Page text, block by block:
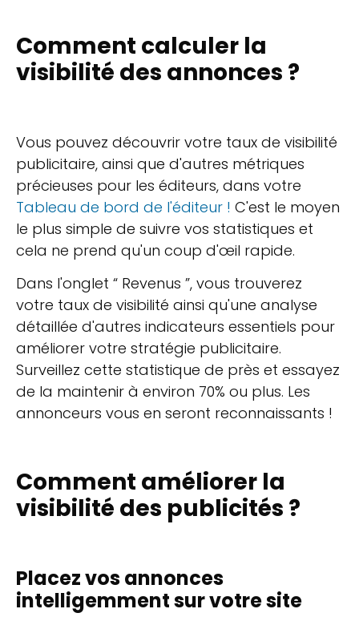
Comment calculer la
visibilité des annonces ?
Vous pouvez découvrir votre taux de visibilité
publicitaire, ainsi que d'autres métriques
précieuses pour les éditeurs, dans votre
Tableau de bord de l'éditeur ! C'est le moyen
le plus simple de suivre vos statistiques et
cela ne prend qu'un coup d'œil rapide.
Dans l'onglet “ Revenus ”, vous trouverez
votre taux de visibilité ainsi qu'une analyse
détaillée d'autres indicateurs essentiels pour
améliorer votre stratégie publicitaire.
Surveillez cette statistique de près et essayez
de la maintenir à environ 70% ou plus. Les
annonceurs vous en seront reconnaissants !
Comment améliorer la
visibilité des publicités ?
Placez vos annonces
intelligemment sur votre site